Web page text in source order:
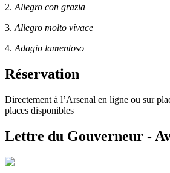
2. Allegro con grazia
3. Allegro molto vivace
4. Adagio lamentoso
Réservation
Directement à l’Arsenal en ligne ou sur
places disponibles
Lettre du Gouverneur -